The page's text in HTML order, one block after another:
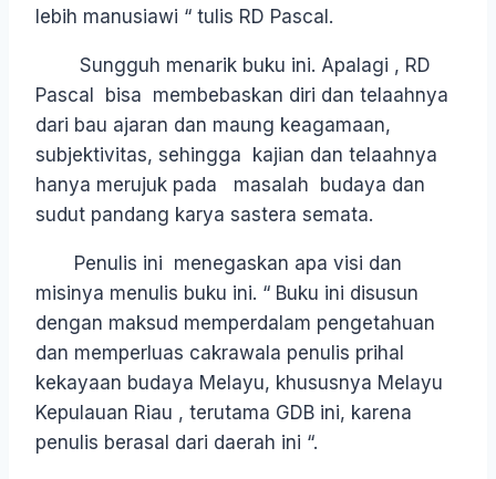
lebih manusiawi “ tulis RD Pascal.
Sungguh menarik buku ini. Apalagi , RD
Pascal bisa membebaskan diri dan telaahnya
dari bau ajaran dan maung keagamaan,
subjektivitas, sehingga kajian dan telaahnya
hanya merujuk pada masalah budaya dan
sudut pandang karya sastera semata.
Penulis ini menegaskan apa visi dan
misinya menulis buku ini. “ Buku ini disusun
dengan maksud memperdalam pengetahuan
dan memperluas cakrawala penulis prihal
kekayaan budaya Melayu, khususnya Melayu
Kepulauan Riau , terutama GDB ini, karena
penulis berasal dari daerah ini “.